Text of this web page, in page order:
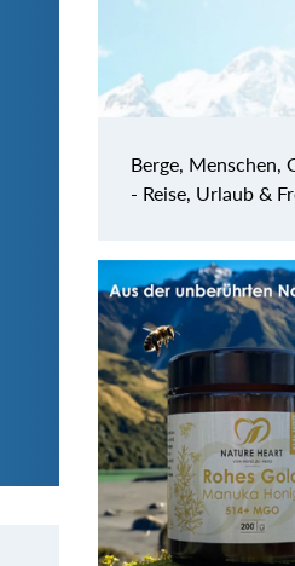
Berge, Menschen,
- Reise, Urlaub &